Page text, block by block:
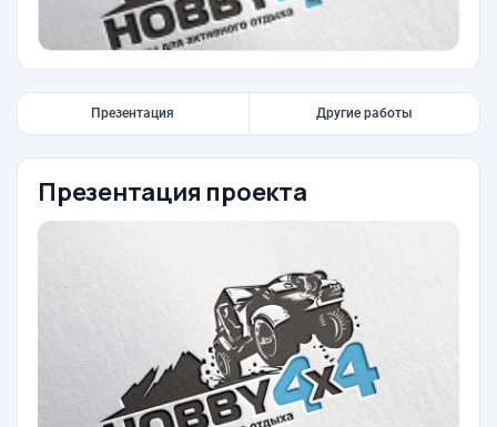
Презентация Другие работы
Презентация проекта